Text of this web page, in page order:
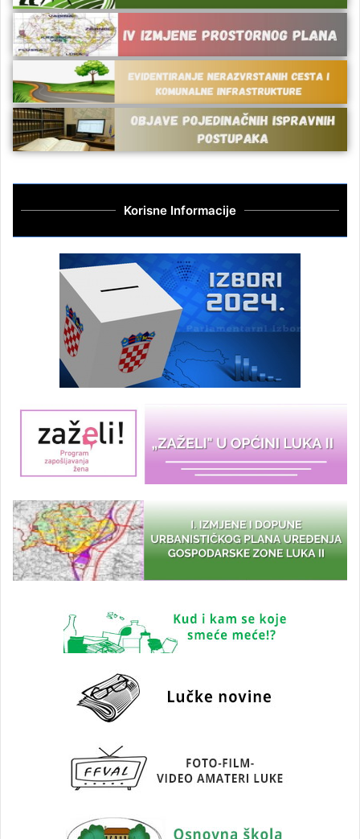
Korisne Informacije